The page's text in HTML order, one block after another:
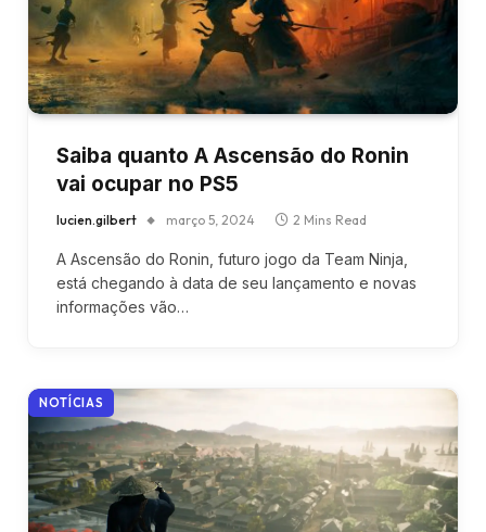
Saiba quanto A Ascensão do Ronin
vai ocupar no PS5
lucien.gilbert março 5, 2024 2 Mins Read
A Ascensão do Ronin, futuro jogo da Team Ninja,
está chegando à data de seu lançamento e novas
informações vão…
NOTÍCIAS